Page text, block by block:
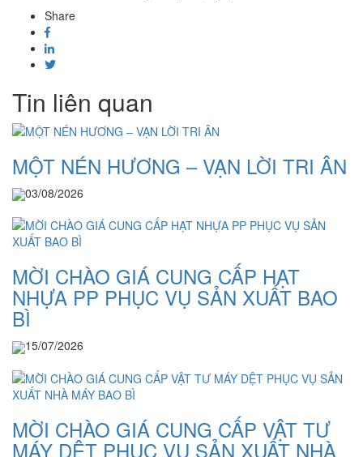
Share
Tin liên quan
MỘT NÉN HƯƠNG – VẠN LỜI TRI ÂN
03/08/2026
MỜI CHÀO GIÁ CUNG CẤP HẠT
NHỰA PP PHỤC VỤ SẢN XUẤT BAO
BÌ
15/07/2026
MỜI CHÀO GIÁ CUNG CẤP VẬT TƯ
MÁY DỆT PHỤC VỤ SẢN XUẤT NHÀ